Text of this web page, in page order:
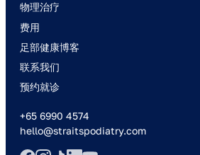
物理治疗
费用
足部健康博客
联系我们
预约就诊
+65 6990 4574
hello@straitspodiatry.com